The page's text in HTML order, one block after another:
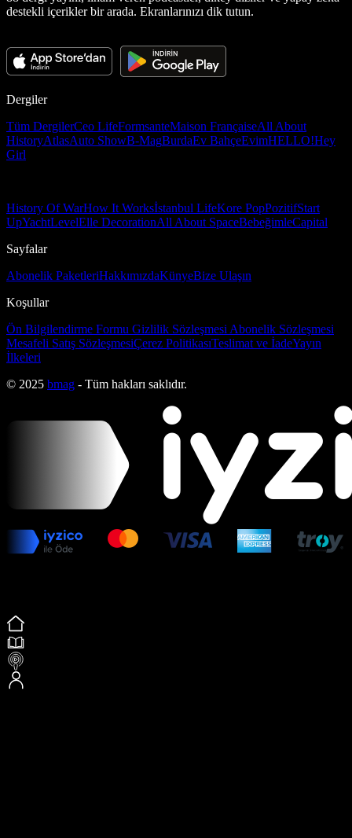
destekli içerikler bir arada. Ekranlarınızı dik tutun.
Dergiler
Tüm DergilerCeo LifeFormsanteMaison FrançaiseAll About
HistoryAtlasAuto ShowB-MagBurdaEv BahçeEvimHELLO!Hey
Girl
History Of WarHow It Worksİstanbul LifeKore PopPozitifStart
UpYachtLevelElle DecorationAll About SpaceBebeğimleCapital
Sayfalar
Abonelik PaketleriHakkımızdaKünyeBize Ulaşın
Koşullar
Ön Bilgilendirme Formu Gizlilik Sözleşmesi Abonelik Sözleşmesi
Mesafeli Satış SözleşmesiÇerez PolitikasıTeslimat ve İadeYayın
İlkeleri
© 2025 bmag - Tüm hakları saklıdır.